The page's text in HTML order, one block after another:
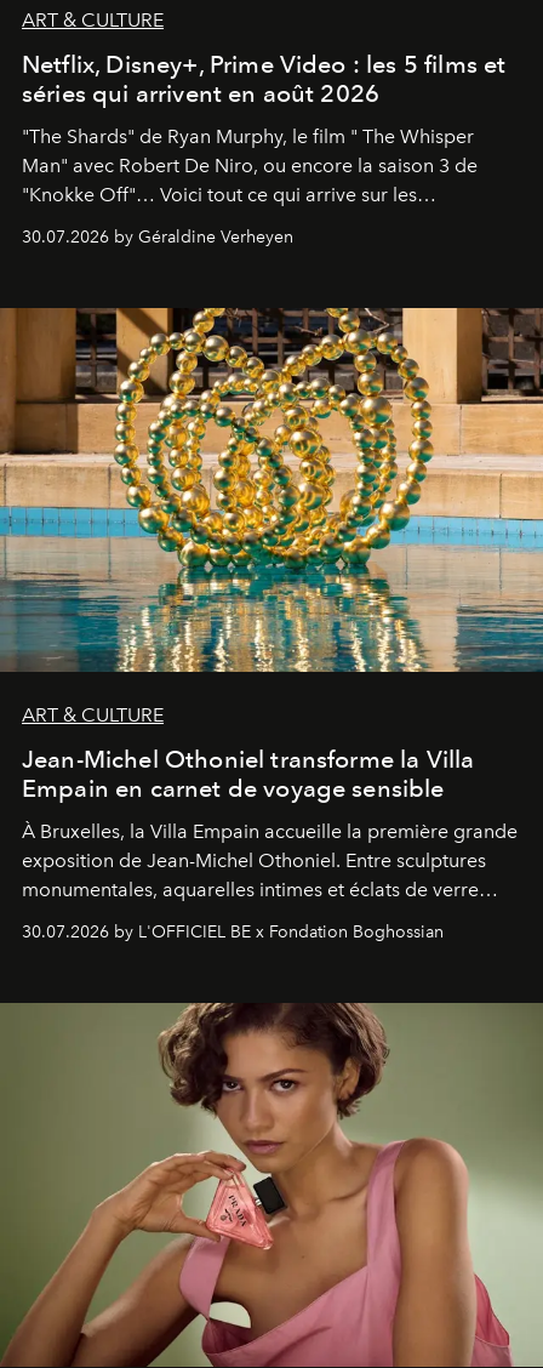
ART & CULTURE
Netflix, Disney+, Prime Video : les 5 films et
séries qui arrivent en août 2026
"The Shards" de Ryan Murphy, le film " The Whisper
Man" avec Robert De Niro, ou encore la saison 3 de
"Knokke Off"… Voici tout ce qui arrive sur les
plateformes de streaming en août 2026.
30.07.2026 by Géraldine Verheyen
ART & CULTURE
Jean-Michel Othoniel transforme la Villa
Empain en carnet de voyage sensible
À Bruxelles, la Villa Empain accueille la première grande
exposition de Jean-Michel Othoniel. Entre sculptures
monumentales, aquarelles intimes et éclats de verre
soufflé, l’artiste français compose un itinéraire
émotionnel où chaque œuvre devient le souvenir
émerveillement.
30.07.2026 by L'OFFICIEL BE x Fondation Boghossian